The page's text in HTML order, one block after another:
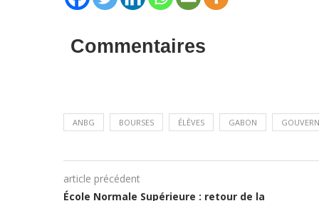
Commentaires
ANBG BOURSES ÉLÈVES GABON
article précédent
École Normale Supérieure : retour de la